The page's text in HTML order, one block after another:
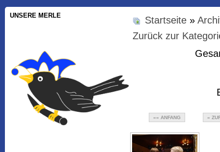
Startseite »
Zurück zur
«« ANFANG «
UNSERE MERLE